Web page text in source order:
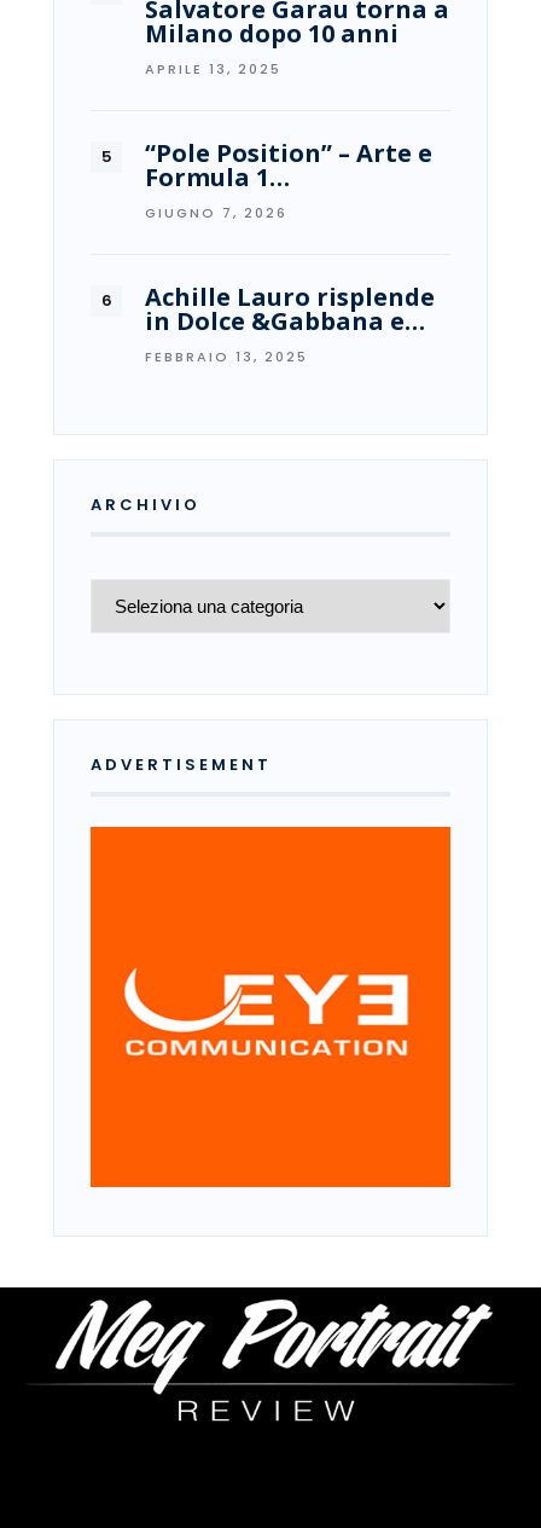
Salvatore Garau torna a
Milano dopo 10 anni
APRILE 13, 2025
“Pole Position” – Arte e
Formula 1…
GIUGNO 7, 2026
Achille Lauro risplende
in Dolce &Gabbana e…
FEBBRAIO 13, 2025
ARCHIVIO
Archivio
ADVERTISEMENT